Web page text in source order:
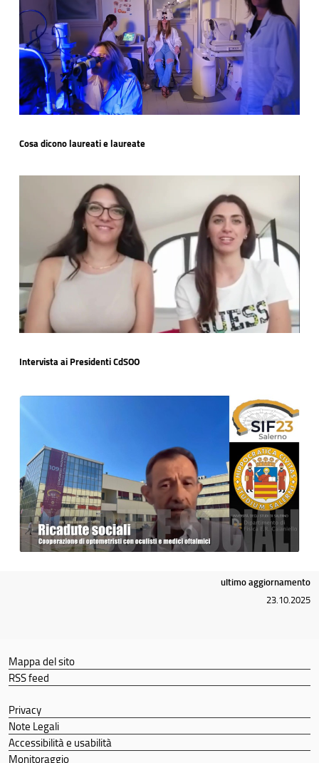
Cosa dicono laureati e laureate
Intervista ai Presidenti CdSOO
ultimo aggiornamento
23.10.2025
Mappa del sito
RSS feed
Privacy
Note Legali
Accessibilità e usabilità
Monitoraggio